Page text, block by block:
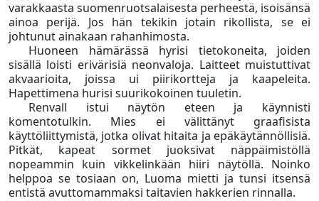
varakkaasta suomenruotsalaisesta perheestä, isoisänsä
ainoa perijä. Jos hän tekikin jotain rikollista, se ei
johtunut ainakaan rahanhimosta.
Huoneen hämärässä hyrisi tietokoneita, joiden
sisällä loisti erivärisiä neonvaloja. Laitteet muistuttivat
akvaarioita, joissa ui piirikortteja ja kaapeleita.
Hapettimena hurisi suurikokoinen tuuletin.
Renvall istui näytön eteen ja käynnisti
komentotulkin. Mies ei välittänyt graafisista
käyttöliittymistä, jotka olivat hitaita ja epäkäytännöllisiä.
Pitkät, kapeat sormet juoksivat näppäimistöllä
nopeammin kuin vikkelinkään hiiri näytöllä. Noinko
helppoa se tosiaan on, Luoma mietti ja tunsi itsensä
entistä avuttomammaksi taitavien hakkerien rinnalla.